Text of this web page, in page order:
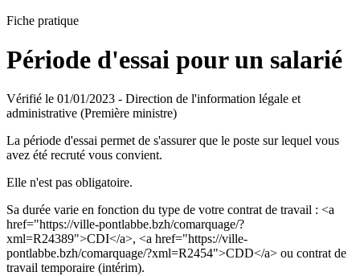
Fiche pratique
Période d'essai pour un salarié
Vérifié le 01/01/2023 - Direction de l'information légale et
administrative (Première ministre)
La période d'essai permet de s'assurer que le poste sur lequel vous
avez été recruté vous convient.
Elle n'est pas obligatoire.
Sa durée varie en fonction du type de votre contrat de travail : <a
href="https://ville-pontlabbe.bzh/comarquage/?
xml=R24389">CDI</a>, <a href="https://ville-
pontlabbe.bzh/comarquage/?xml=R2454">CDD</a> ou contrat de
travail temporaire (intérim).